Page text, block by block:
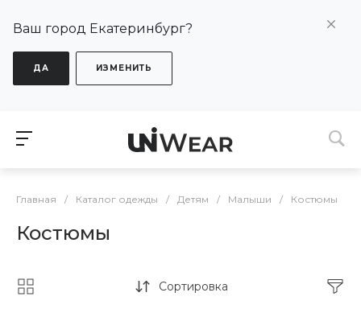
Ваш город Екатеринбург?
ДА ИЗМЕНИТЬ
Главная / Каталог одежды / Детям / Малыши / Костюмы
Костюмы
Сортировка